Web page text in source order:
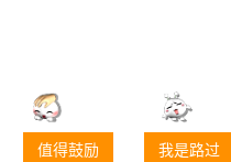
值得鼓励 我是路过